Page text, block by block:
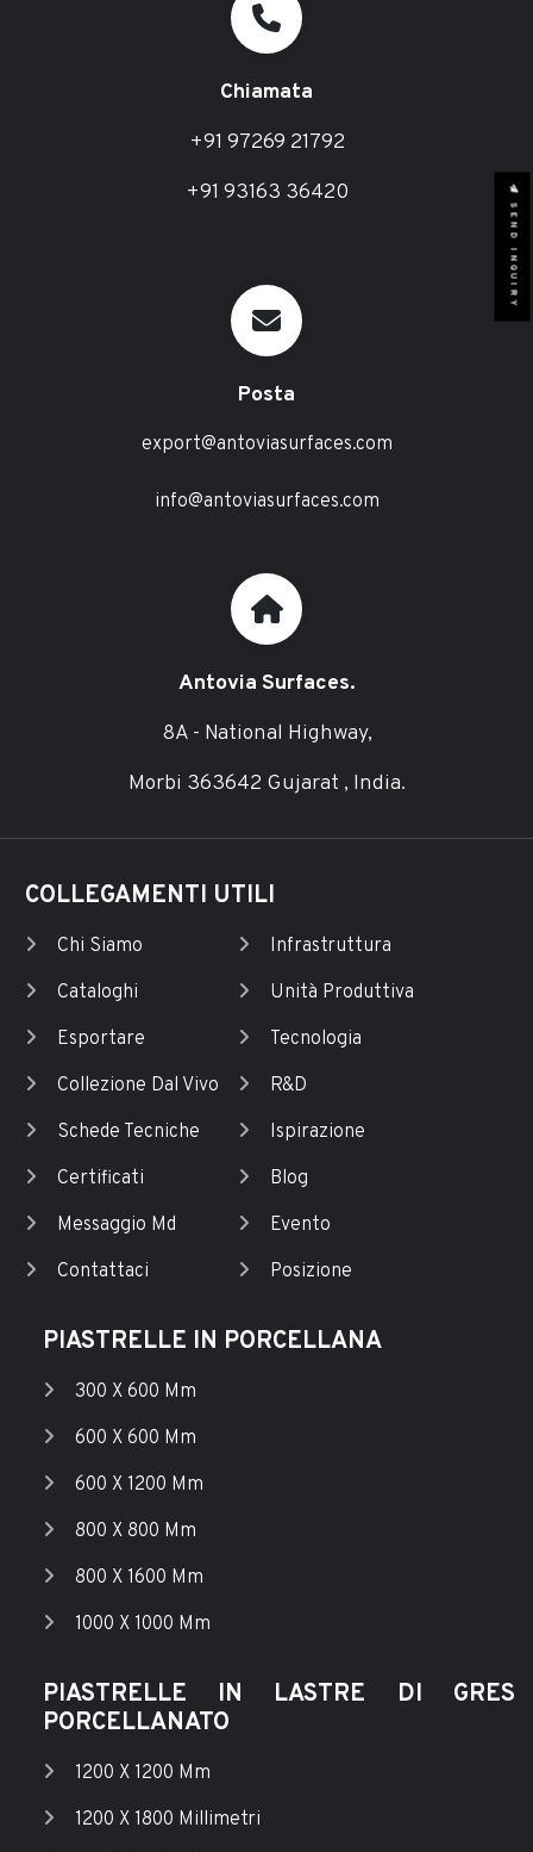
Chiamata
+91 97269 21792
+91 93163 36420
Posta
export@antoviasurfaces.com
info@antoviasurfaces.com
Antovia Surfaces.
8A - National Highway,
Morbi 363642 Gujarat , India.
COLLEGAMENTI UTILI
Chi Siamo
Cataloghi
Esportare
Collezione Dal Vivo
Schede Tecniche
Certificati
Messaggio Md
Contattaci
Infrastruttura
Unità Produttiva
Tecnologia
R&D
Ispirazione
Blog
Evento
Posizione
PIASTRELLE IN PORCELLANA
300 X 600 Mm
600 X 600 Mm
600 X 1200 Mm
800 X 800 Mm
800 X 1600 Mm
1000 X 1000 Mm
PIASTRELLE IN LASTRE DI GRES
PORCELLANATO
1200 X 1200 Mm
1200 X 1800 Millimetri
SEND INQUIRY